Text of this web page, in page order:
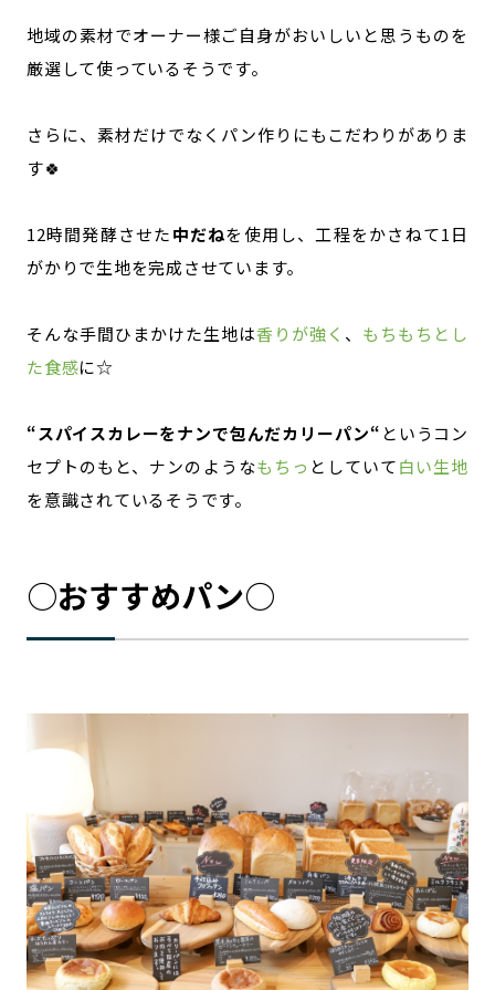
地域の素材でオーナー様ご自身がおいしいと思うものを
厳選して使っているそうです。
さらに、素材だけでなくパン作りにもこだわりがありま
す🍀
12時間発酵させた中だねを使用し、工程をかさねて1日
がかりで生地を完成させています。
そんな手間ひまかけた生地は香りが強く 、 もちもちとし
た食感に☆
“スパイスカレーをナンで包んだカリーパン“ というコン
セプトのもと、ナンのようなもちっ としていて白い生地
を意識されているそうです。
○おすすめパン○